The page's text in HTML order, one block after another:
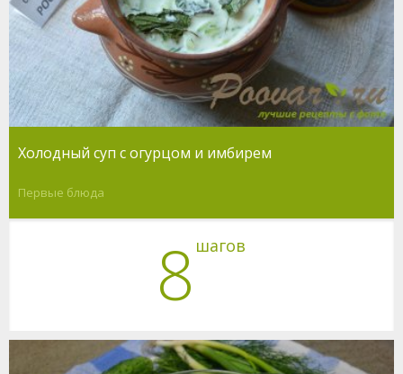
Холодный суп с огурцом и имбирем
Первые блюда
8 шагов